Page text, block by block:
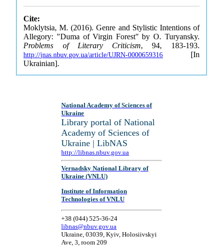
Cite:
Moklytsia, M. (2016). Genre and Stylistic Intentions of
Allegory: "Duma of Virgin Forest" by O. Turyansky.
Problems of Literary Criticism, 94, 183-193.
http://jnas.nbuv.gov.ua/article/UJRN-0000659316 [In
Ukrainian].
National Academy of Sciences of
Ukraine
Library portal of National
Academy of Sciences of
Ukraine | LibNAS
http://libnas.nbuv.gov.ua
Vernadsky National Library of
Ukraine (VNLU)
Institute of Information
Technologies of VNLU
+38 (044) 525-36-24
libnas@nbuv.gov.ua
Ukraine, 03039, Kyiv, Holosiivskyi
Ave, 3, room 209